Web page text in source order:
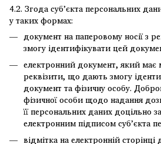
4.2. Згода суб’єкта персональних
у таких формах:
документ на паперовому носії з
змогу ідентифікувати цей
електронний документ, який має
реквізити, що дають змогу
документ та фізичну особу.
фізичної особи щодо надання
її персональних даних доцільно
електронним підписом суб’єкта
відмітка на електронній